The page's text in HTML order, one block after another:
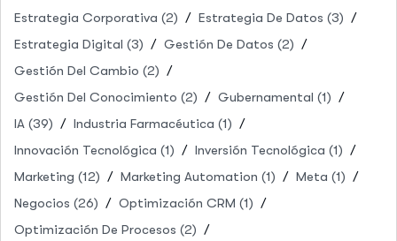
Estrategia Corporativa (2) Estrategia De Datos (3)
Estrategia Digital (3) Gestión De Datos (2)
Gestión Del Cambio (2)
Gestión Del Conocimiento (2) Gubernamental (1)
IA (39) Industria Farmacéutica (1)
Innovación Tecnológica (1) Inversión Tecnológica (1)
Marketing (12) Marketing Automation (1) Meta (1)
Negocios (26) Optimización CRM (1)
Optimización De Procesos (2)